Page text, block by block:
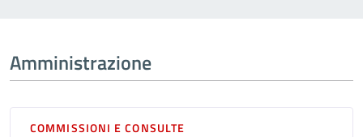
Amministrazione
COMMISSIONI E CONSULTE